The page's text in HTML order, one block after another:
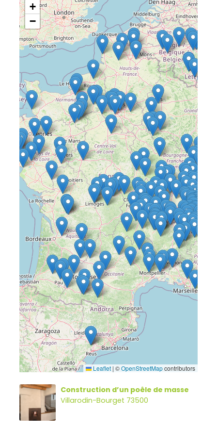
+
−
Leaflet | ©OpenStreetMapcontributors
Construction d’un poêle de masse
Villarodin-Bourget 73500